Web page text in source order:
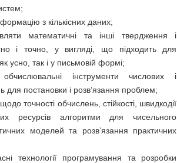
з кількісних даних;
математичні та інші твердження і
і точно, у вигляді, що підходить для
усно, так і у письмовій формі;
інструменти числових і
для постановки і розв’язання проблем;
точності обчислень, стійкості, швидкодії
ресурсів алгоритми для чисельного
моделей та розв’язання практичних
технології програмування та розробки